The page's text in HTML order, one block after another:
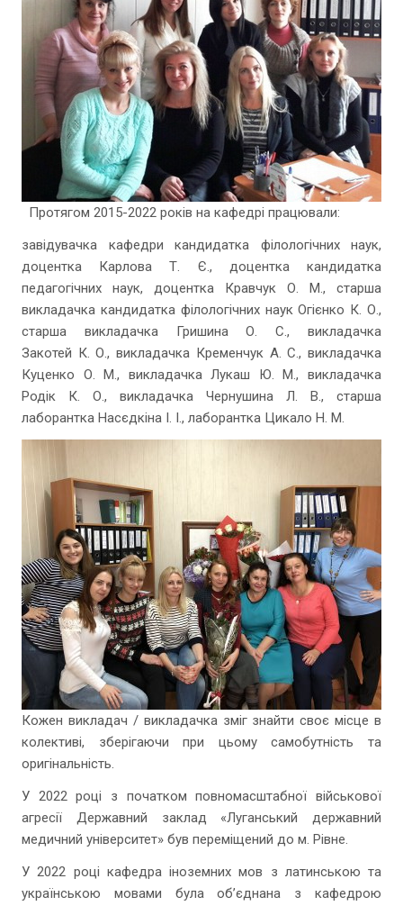
Протягом 2015-2022 років на кафедрі працювали:
завідувачка кафедри кандидатка філологічних наук,
доцентка Карлова Т. Є., доцентка кандидатка
педагогічних наук, доцентка Кравчук О. М., старша
викладачка кандидатка філологічних наук Огієнко К. О.,
старша викладачка Гришина О. С., викладачка
Закотей К. О., викладачка Кременчук А. С., викладачка
Куценко О. М., викладачка Лукаш Ю. М., викладачка
Родік К. О., викладачка Чернушина Л. В., старша
лаборантка Насєдкіна І. І., лаборантка Цикало Н. М.
Кожен викладач / викладачка зміг знайти своє місце в
колективі, зберігаючи при цьому самобутність та
оригінальність.
У 2022 році з початком повномасштабної військової
агресії Державний заклад «Луганський державний
медичний університет» був переміщений до м. Рівне.
У 2022 році кафедра іноземних мов з латинською та
українською мовами була об’єднана з кафедрою